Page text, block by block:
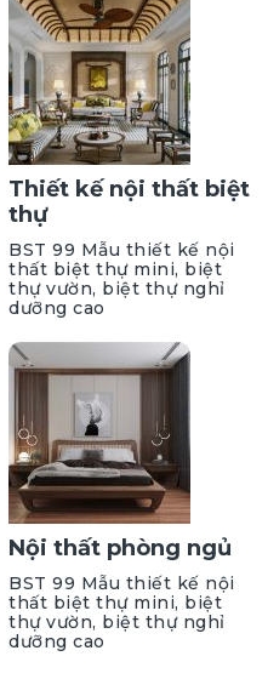
Thiết kế nội thất biệt
thự
BST 99 Mẫu thiết kế nội
thất biệt thự mini, biệt
thự vườn, biệt thự nghỉ
dưỡng cao
Nội thất phòng ngủ
BST 99 Mẫu thiết kế nội
thất biệt thự mini, biệt
thự vườn, biệt thự nghỉ
dưỡng cao